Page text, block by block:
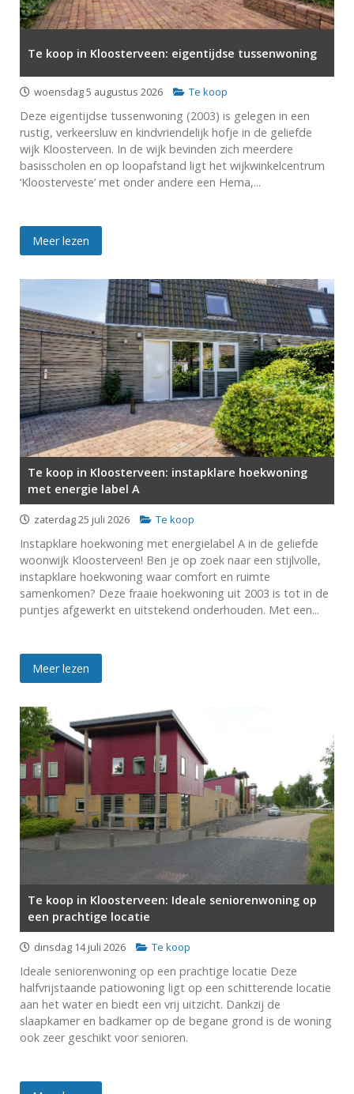
Te koop in Kloosterveen: eigentijdse tussenwoning
woensdag 5 augustus 2026 Te koop
Deze eigentijdse tussenwoning (2003) is gelegen in een
rustig, verkeersluw en kindvriendelijk hofje in de geliefde
wijk Kloosterveen. In de wijk bevinden zich meerdere
basisscholen en op loopafstand ligt het wijkwinkelcentrum
‘Kloosterveste’ met onder andere een Hema,...
Meer lezen
Te koop in Kloosterveen: instapklare hoekwoning
met energie label A
zaterdag 25 juli 2026 Te koop
Instapklare hoekwoning met energielabel A in de geliefde
woonwijk Kloosterveen! Ben je op zoek naar een stijlvolle,
instapklare hoekwoning waar comfort en ruimte
samenkomen? Deze fraaie hoekwoning uit 2003 is tot in de
puntjes afgewerkt en uitstekend onderhouden. Met een...
Meer lezen
Te koop in Kloosterveen: Ideale seniorenwoning op
een prachtige locatie
dinsdag 14 juli 2026 Te koop
Ideale seniorenwoning op een prachtige locatie Deze
halfvrijstaande patiowoning ligt op een schitterende locatie
aan het water en biedt een vrij uitzicht. Dankzij de
slaapkamer en badkamer op de begane grond is de woning
ook zeer geschikt voor senioren.